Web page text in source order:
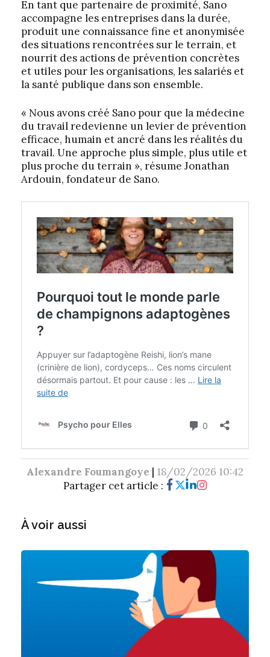
En tant que partenaire de proximité, Sano
accompagne les entreprises dans la durée,
produit une connaissance fine et anonymisée
des situations rencontrées sur le terrain, et
nourrit des actions de prévention concrètes
et utiles pour les organisations, les salariés et
la santé publique dans son ensemble.
« Nous avons créé Sano pour que la médecine
du travail redevienne un levier de prévention
efficace, humain et ancré dans les réalités du
travail. Une approche plus simple, plus utile et
plus proche du terrain », résume Jonathan
Ardouin, fondateur de Sano.
Alexandre Foumangoye | 18/02/2026 10:42
Partager cet article :
À voir aussi